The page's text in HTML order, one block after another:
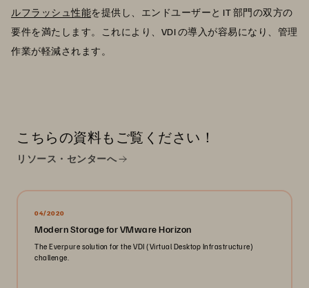
ルフラッシュ性能を提供し、エンドユーザーと IT 部門の双方の
要件を満たします。これにより、VDI の導入が容易になり、管理
作業が軽減されます。
こちらの資料もご覧ください！
リソース・センターへ
04/2020
Modern Storage for VMware Horizon
The Everpure solution for the VDI (Virtual Desktop Infrastructure)
challenge.